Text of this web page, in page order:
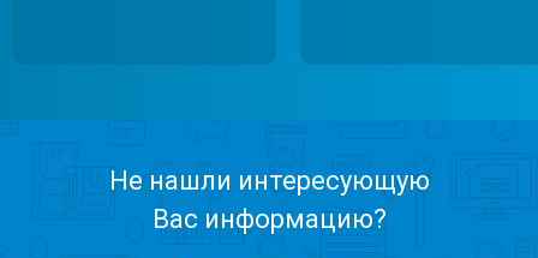
Не нашли интересующую
Вас информацию?